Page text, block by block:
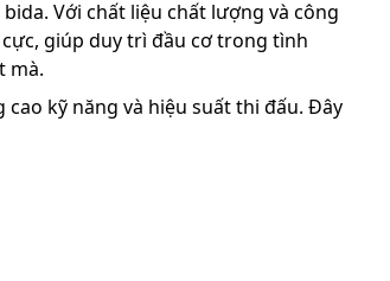
Với chất liệu chất lượng và công
giúp duy trì đầu cơ trong tình
mà.
kỹ năng và hiệu suất thi đấu. Đây